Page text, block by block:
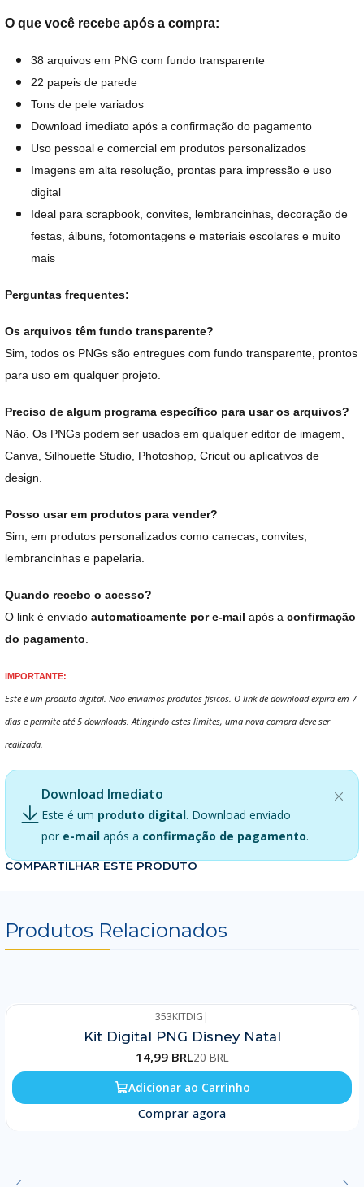
O que você recebe após a compra:
38 arquivos em PNG com fundo transparente
22 papeis de parede
Tons de pele variados
Download imediato após a confirmação do pagamento
Uso pessoal e comercial em produtos personalizados
Imagens em alta resolução, prontas para impressão e uso
digital
Ideal para scrapbook, convites, lembrancinhas, decoração de
festas, álbuns, fotomontagens e materiais escolares e muito
mais
Perguntas frequentes:
Os arquivos têm fundo transparente?
Sim, todos os PNGs são entregues com fundo transparente, prontos
para uso em qualquer projeto.
Preciso de algum programa específico para usar os arquivos?
Não. Os PNGs podem ser usados em qualquer editor de imagem,
Canva, Silhouette Studio, Photoshop, Cricut ou aplicativos de
design.
Posso usar em produtos para vender?
Sim, em produtos personalizados como canecas, convites,
lembrancinhas e papelaria.
Quando recebo o acesso?
O link é enviado automaticamente por e-mail após a confirmação
do pagamento
IMPORTANTE:
Este é um produto digital. Não enviamos produtos físicos. O link de download expira em 7
dias e permite até 5 downloads. Atingindo estes limites, uma nova compra deve ser
realizada.
Download Imediato
Este é um produto digital. Download enviado
por e-mail após a confirmação de pagamento.
COMPARTILHAR ESTE PRODUTO
Produtos Relacionados
353KITDIG |
Kit Digital PNG Disney Natal
14,99 BRL20 BRL
Adicionar ao Carrinho
Comprar agora